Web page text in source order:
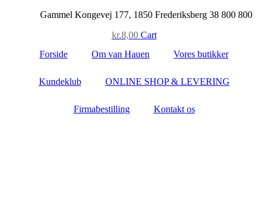
Gammel Kongevej 177, 1850 Frederiksberg 38 800 800
kr.8,00 Cart
Forside
Om van Hauen Vores butikker
Kundeklub ONLINE SHOP & LEVERING
Firmabestilling Kontakt os